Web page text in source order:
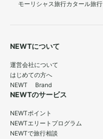
モーリシャス旅行カタール旅行
NEWTについて
運営会社について
はじめての方へ
NEWT Brand
NEWTのサービス
NEWTポイント
NEWTエリートプログラム
NEWTで旅行相談